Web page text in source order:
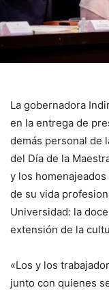
La gobernadora
en la entrega de
demás personal de
del Día de la
y los
de su vida
Universidad: la
extensión de la
«Los y los
junto con quienes